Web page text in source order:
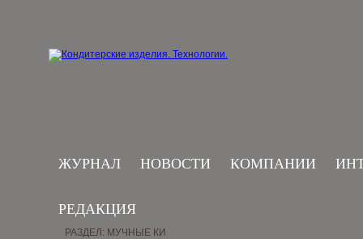
ЖУРНАЛ НОВОСТИ КОМПАНИИ
РЕДАКЦИЯ
РАЗДЕЛ: МУЧНЫЕ КИ